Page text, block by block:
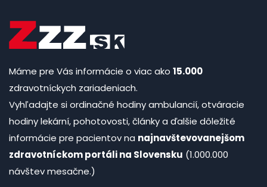
Máme pre Vás informácie o viac ako 15.000
zdravotníckych zariadeniach.
Vyhľadajte si ordinačné hodiny ambulancií, otváracie
hodiny lekární, pohotovosti, články a ďalšie dôležité
informácie pre pacientov na najnavštevovanejšom
zdravotníckom portáli na Slovensku (1.000.000
návštev mesačne.)